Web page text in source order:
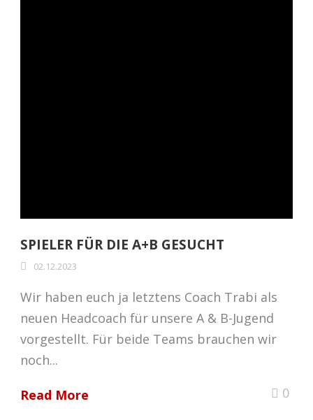
SPIELER FÜR DIE A+B GESUCHT
02.12.2023
Wir haben euch ja letztens Coach Trabi als
neuen Headcoach für unsere A & B-Jugend
vorgestellt. Für beide Teams brauchen wir
noch...
Read More 0